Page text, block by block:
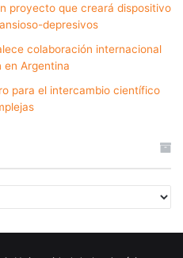
proyecto que creará dispositivo
depresivos
colaboración internacional
en Argentina
para el intercambio científico